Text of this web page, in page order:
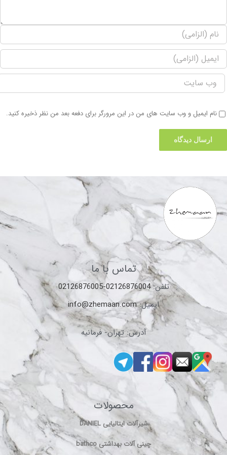
نام ایمیل و وب سایت های من در این مرورگر برای دفعه بعد من نظر ذخیره کنید.
تماس با ما
تلفن:02126876004-02126876005
ایمیل:info@zhemaan.com
آدرس: تهران- فرمانیه
محصولات
شیرآلات ایتالیایی DANIEL
چینی آلات بهداشتی bathco
وان و جکوزی